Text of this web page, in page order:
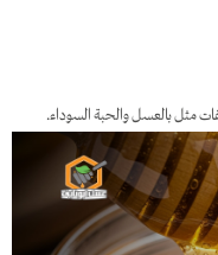
مثل بالعسل والحبة السوداء.